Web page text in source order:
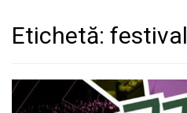
Etichetă: festival